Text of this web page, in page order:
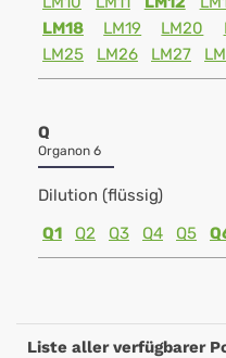
LM18
LM19 LM20
LM25
LM26 LM27
Q
Organon 6
Dilution (flüssig)
Q1
Q2 Q3 Q4 Q5
Liste aller verfügbarer